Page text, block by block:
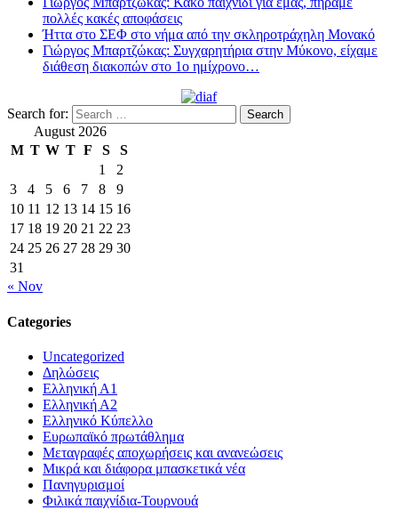
πολλές κακές αποφάσεις
Ήττα στο ΣΕΦ στο νήμα από την σκληροτράχηλη Μονακό
Γιώργος Μπαρτζώκας: Συγχαρητήρια στην Μύκονο, είχαμε
διάθεση διακοπών στο 1ο ημίχρονο…
Search for:
August 2026
M T W T F S
S
1
2
3
4 5 6 7 8
9
10 11 12 13 14 15 16
17 18 19 20 21 22 23
24 25 26 27 28 29 30
31
« Nov
Categories
Uncategorized
Δηλώσεις
Ελληνική Α1
Ελληνική Α2
Ελληνικό Κύπελλο
Ευρωπαϊκό πρωτάθλημα
Μεταγραφές αποχωρήσεις και ανανεώσεις
Μικρά και διάφορα μπασκετικά νέα
Πανηγυρισμοί
Φιλικά παιχνίδια-Τουρνουά